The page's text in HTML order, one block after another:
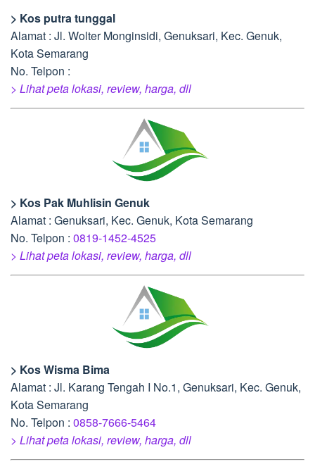
> Kos putra tunggal
Alamat : Jl. Wolter Monginsidi, Genuksari, Kec. Genuk,
Kota Semarang
No. Telpon :
> Lihat peta lokasi, review, harga, dll
> Kos Pak Muhlisin Genuk
Alamat : Genuksari, Kec. Genuk, Kota Semarang
No. Telpon : 0819-1452-4525
> Lihat peta lokasi, review, harga, dll
> Kos Wisma Bima
Alamat : Jl. Karang Tengah I No.1, Genuksari, Kec. Genuk,
Kota Semarang
No. Telpon : 0858-7666-5464
> Lihat peta lokasi, review, harga, dll